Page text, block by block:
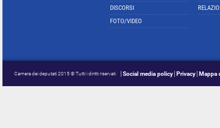
DISCORSI
FOTO/VIDEO
Camera dei deputati 2015 © Tutti i diritti riservati Social media policy Privacy Mappa